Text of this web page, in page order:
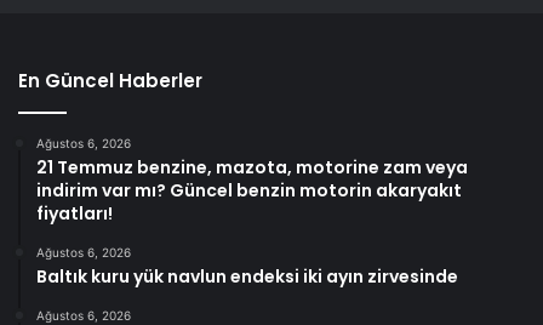
En Güncel Haberler
Ağustos 6, 2026
21 Temmuz benzine, mazota, motorine zam veya
indirim var mı? Güncel benzin motorin akaryakıt
fiyatları!
Ağustos 6, 2026
Baltık kuru yük navlun endeksi iki ayın zirvesinde
Ağustos 6, 2026